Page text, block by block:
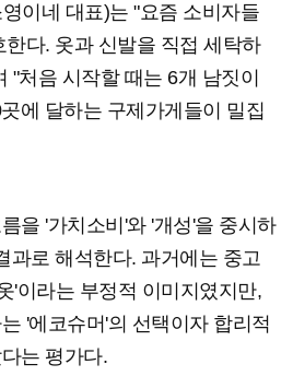
이네 대표)는 "요즘 소비자들
다. 옷과 신발을 직접 세탁하
"처음 시작할 때는 6개 남짓이
에 달하는 구제가게들이 밀집
을 '가치소비'와 '개성'을 중시하
과로 해석한다. 과거에는 중고
'이라는 부정적 이미지였지만,
'에코슈머'의 선택이자 합리적
는 평가다.